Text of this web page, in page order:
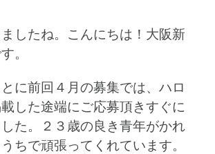
したね。こんにちは！ 大阪新
。
に前回４月の募集では、ハロ
した途端にご応募頂きすぐに
た。２３歳の良き青年がかれ
ちで頑張ってくれています。